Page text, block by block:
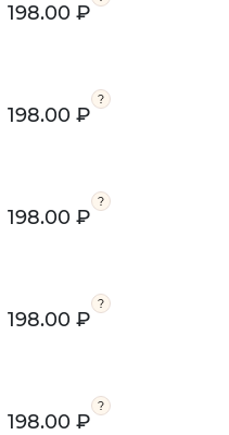
198.00 ₽
198.00 ₽
198.00 ₽
198.00 ₽
198.00 ₽